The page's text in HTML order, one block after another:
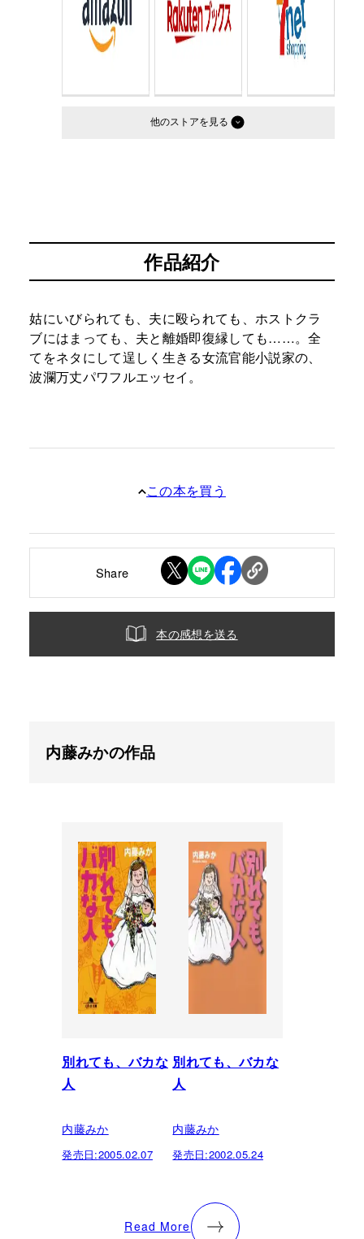
他のストア
作品紹介
姑にいびられても、夫に殴られても、ホストクラ
ブにはまっても、夫と離婚即復縁しても……。全
てをネタにして逞しく生きる女流官能小説家の、
波瀾万丈パワフルエッセイ。
この本を買う
Share
本の感想を送る
内藤みかの作品
別れても、バカな
人
内藤みか
発売日:2005.02.07
別れても、バカな
人
内藤みか
発売日:2002.05.24
Read More